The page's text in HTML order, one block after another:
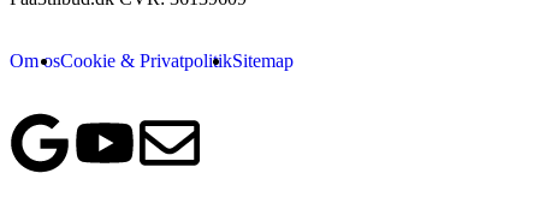
Om osCookie & PrivatpolitikSitemap